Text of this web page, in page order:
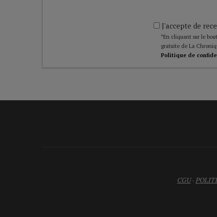
J'accepte de
*En cliquant sur le
gratuite de La
Politique de
CGU-